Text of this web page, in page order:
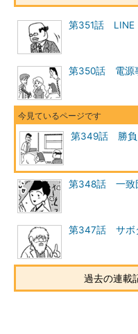
第351話 LINE
第350話 電源
第349話 勝負
第348話 一致
第347話 サボ
過去の連載